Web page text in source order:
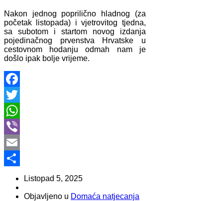
Nakon jednog poprilično hladnog (za
početak listopada) i vjetrovitog tjedna,
sa subotom i startom novog izdanja
pojedinačnog prvenstva Hrvatske u
cestovnom hodanju odmah nam je
došlo ipak bolje vrijeme.
Facebook
Twitter
WhatsApp
Viber
Email
Share
Listopad 5, 2025
Objavljeno u Domaća natjecanja